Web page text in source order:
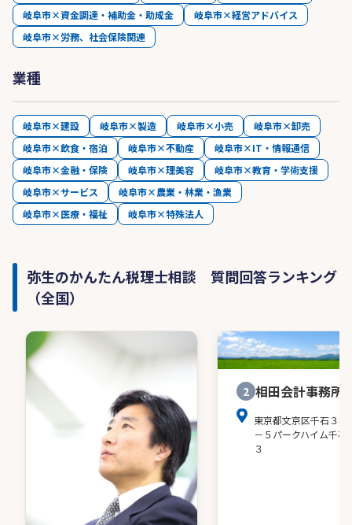
岐阜市×資金調達・補助金・助成金
岐阜市×経営アドバイス
岐阜市×労務、社会保険関連
業種
岐阜市×建設 岐阜市×製造 岐阜市×小売
岐阜市×卸売
岐阜市×飲食・宿泊
岐阜市×不動産
岐阜市×IT・情報通信
岐阜市×金融・保険
岐阜市×理美容
岐阜市×教育・学術支援
岐阜市×サービス
岐阜市×農業・林業・漁業
岐阜市×医療・福祉
岐阜市×特殊法人
弥生のかんたん税理士相談 質問回答ランキング
（全国）
2 相田会計事務所
東京都文京区千石３－
－５パークハイム千石
３